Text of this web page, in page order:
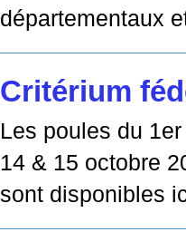
départementaux
Critérium
Les poules du
14 & 15 octobre
sont disponibles